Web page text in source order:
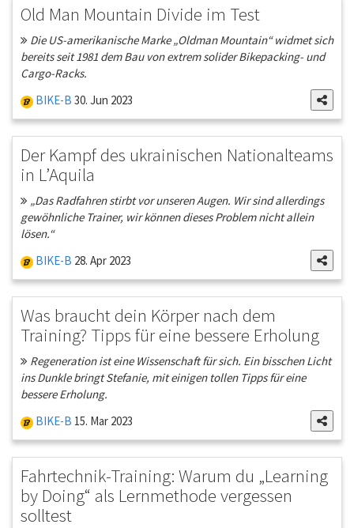
Old Man Mountain Divide im Test
Die US-amerikanische Marke „Oldman Mountain“ widmet sich
bereits seit 1981 dem Bau von extrem solider Bikepacking- und
Cargo-Racks.
BIKE-B 30. Jun 2023
Der Kampf des ukrainischen Nationalteams
in L’Aquila
„Das Radfahren stirbt vor unseren Augen. Wir sind allerdings
gewöhnliche Trainer, wir können dieses Problem nicht allein
lösen.“
BIKE-B 28. Apr 2023
Was braucht dein Körper nach dem
Training? Tipps für eine bessere Erholung
Regeneration ist eine Wissenschaft für sich. Ein bisschen Licht
ins Dunkle bringt Stefanie, mit einigen tollen Tipps für eine
bessere Erholung.
BIKE-B 15. Mar 2023
Fahrtechnik-Training: Warum du „Learning
by Doing“ als Lernmethode vergessen
solltest